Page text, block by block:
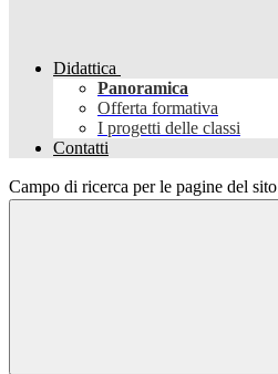
Didattica
Panoramica
Offerta formativa
I progetti delle classi
Contatti
Campo di ricerca per le pagine del sito